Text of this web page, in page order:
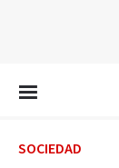
SOCIEDAD